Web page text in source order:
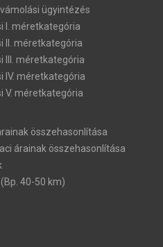
ügyintézés
I. méretkategória
II. méretkategória
III. méretkategória
IV. méretkategória
V. méretkategória
összehasonlítása
árainak összehasonlítása
40-50 km)